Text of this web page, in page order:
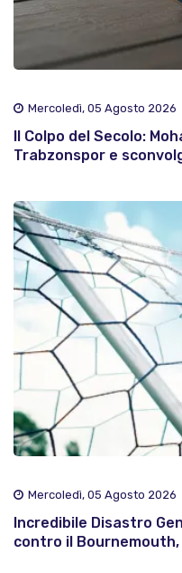
Mercoledì, 05 Agosto 2026
Il Colpo del Secolo:
Trabzonspor e
Mercoledì, 05 Agosto 2026
Incredibile Disastro
contro il Bournemouth,